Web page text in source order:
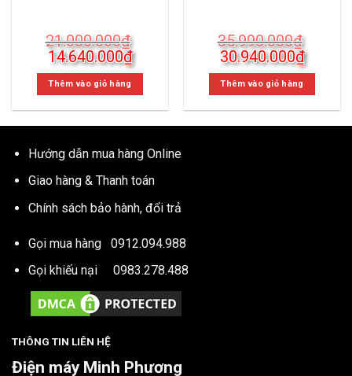
21.000.000₫
Giá
gốc
là:
14.640.000₫Giá
hiện
Thêm vào giỏ hàng
35.990.000₫
Giá
gốc
là:
30.940.000₫Giá
hiện
Thêm vào giỏ hàng
Hướng dẫn mua hàng Online
Giao hàng & Thanh toán
Chính sách bảo hành, đổi trả
Gọi mua hàng 0912.094.988
Gọi khiếu nại 0983.278.488
THÔNG TIN LIÊN HỆ
Điện máy Minh Phương